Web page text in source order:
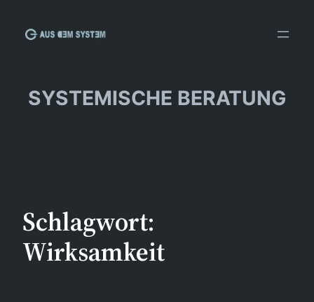
Inhalt
SYSTEMISCHE BERATUNG
Schlagwort:
Wirksamkeit